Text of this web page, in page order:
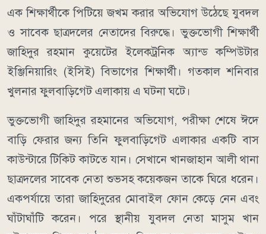
এক শিক্ষার্থীকে পিটিয়ে জখম করার অভিযোগ উঠেছে যুবদল
ও সাবেক ছাত্রদলের নেতাদের বিরুদ্ধে। ভুক্তভোগী শিক্ষার্থী
জাহিদুর রহমান কুয়েটের ইলেকট্রনিক অ্যান্ড কম্পিউটার
ইঞ্জিনিয়ারিং (ইসিই) বিভাগের শিক্ষার্থী। গতকাল শনিবার
খুলনার ফুলবাড়িগেট এলাকায় এ ঘটনা ঘটে।
ভুক্তভোগী জাহিদুর রহমানের অভিযোগ, পরীক্ষা শেষে ঈদে
বাড়ি ফেরার জন্য তিনি ফুলবাড়িগেট এলাকার একটি বাস
কাউন্টারে টিকিট কাটতে যান। সেখানে খানজাহান আলী থানা
ছাত্রদলের সাবেক নেতা শুভসহ কয়েকজন তাকে ঘিরে ধরেন।
একপর্যায়ে তারা জাহিদুরের মোবাইল ফোন কেড়ে নেন এবং
ঘাঁটাঘাঁটি করেন। পরে স্থানীয় যুবদল নেতা মাসুম খান